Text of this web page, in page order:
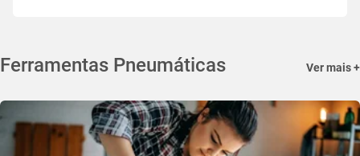
Ferramentas Pneumáticas Ver mais +